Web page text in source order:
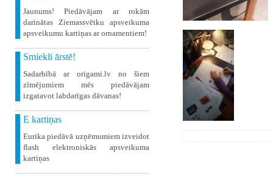
Jaunums! Piedāvājam ar rokām
darinātas Ziemassvētku apsveikuma
apsveikumu kartiņas ar ornamentiem!
Smiekli ārstē!
Sadarbībā ar origami.lv no šiem
zīmējumiem mēs piedāvājam
izgatavot labdarīgas dāvanas!
E kartiņas
Eurika piedāvā uzņēmumiem izveidot
flash elektroniskās apsveikuma
kartiņas